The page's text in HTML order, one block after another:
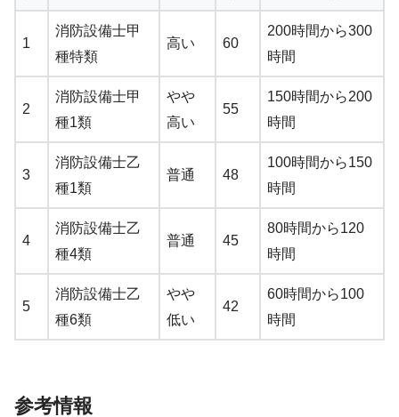
1
消防設備士甲
種特類
高い 60
200時間から300
時間
2
消防設備士甲
種1類
やや
高い
55
150時間から200
時間
3
消防設備士乙
種1類
普通 48
100時間から150
時間
4
消防設備士乙
種4類
普通 45
80時間から120
時間
5
消防設備士乙
種6類
やや
低い
42
60時間から100
時間
参考情報